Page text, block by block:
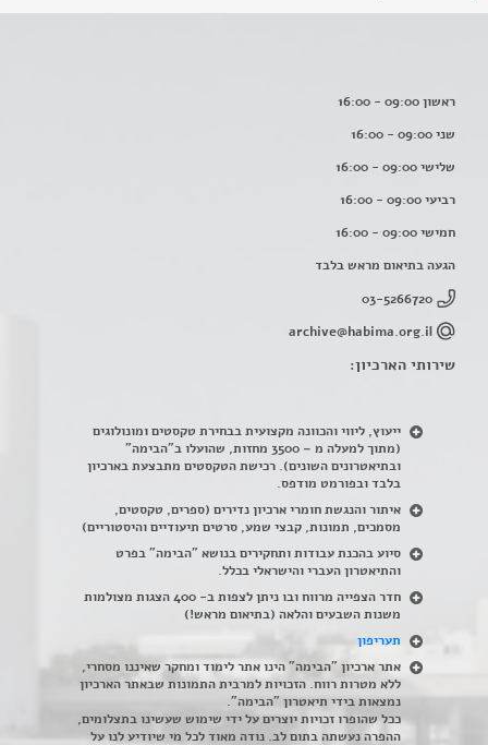
ראשון 09:00 - 16:00
שני 09:00 - 16:00
שלישי 09:00 - 16:00
רביעי 09:00 - 16:00
חמישי 09:00 - 16:00
הגעה בתיאום מראש בלבד
03-5266720
archive@habima.org.il
שירותי הארכיון:
ייעוץ, ליווי והכוונה מקצועית בבחירת טקסטים ומונולוגים
(מתוך למעלה מ – 3500 מחזות, שהועלו ב"הבימה"
ובתיאטרונים השונים). רכישת הטקסטים מתבצעת בארכיון
בלבד ובפורמט מודפס.
איתור והנגשת חומרי ארכיון נדירים (ספרים, טקסטים,
מסמכים, תמונות, קבצי שמע, סרטים תיעודיים והיסטוריים)
סיוע בהכנת עבודות ותחקירים בנושא "הבימה" בפרט
והתיאטרון העברי והישראלי בכלל.
חדר הצפייה מרווח ובו ניתן לצפות ב- 400 הצגות מצולמות
משנות השבעים והלאה (בתיאום מראש!)
תעריפון
אתר ארכיון "הבימה" הינו אתר לימוד ומחקר שאיננו מסחרי,
ללא מטרות רווח. הזכויות למרבית התמונות שבאתר הארכיון
נמצאות בידי תיאטרון "הבימה".
ככל שהופרו זכויות יוצרים על ידי שימוש שעשינו בתצלומים,
ההפרה נעשתה בתום לב. נודה מאוד לכל מי שיודיע לנו על